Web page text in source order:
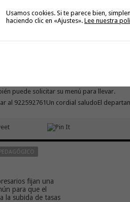
está abierto desde las 13:30 a las 15:30 y
puede solicitar su menú para llevar.
al 922592761Un cordial saludoEl
fijan una
para que el
la subida de tasas
Usamos cookies. Si te parece bien,
haciendo clic en «Ajustes». Lee nuestra